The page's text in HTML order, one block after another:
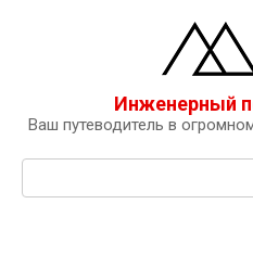
Инженерный
Ваш путеводитель в
Поиск: